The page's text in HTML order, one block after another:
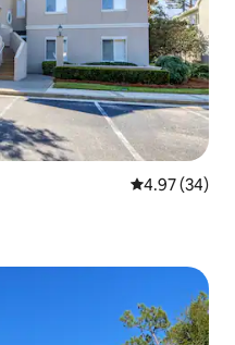
Ukadiriaji wa
4.97 (34)